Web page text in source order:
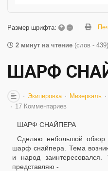
Размер шрифта: + –
2 минут на чтение (слов - 439)
ШАРФ
Экипировка Мизеркаль
17 Комментариев
ШАРФ СНАЙПЕРА
Сделаю небольшой обзор
шарф снайпера. Тема
и народ
представляю -